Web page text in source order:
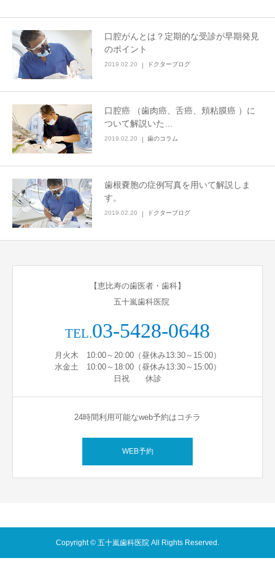
口腔がんとは？定期的な受診が早期発見
のポイント
2019.02.20 ドクターブログ
口腔癌 （歯肉癌、舌癌、頬粘膜癌 ）に
ついて解説いた…
2019.02.20 歯のコラム
歯根嚢胞の症例写真を用いて解説しま
す。
2019.02.20 ドクターブログ
【恵比寿の歯医者・歯科】
五十嵐歯科医院
TEL.03-5428-0648
月火木 10:00～20:00（昼休み13:30～15:00）
水金土 10:00～18:00（昼休み13:30～15:00）
日祝 休診
24時間利用可能なweb予約はコチラ
WEB予約
Copyright © 五十嵐歯科医院 All Rights Reserved.